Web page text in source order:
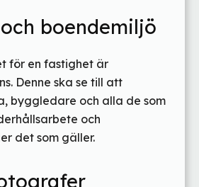
boendemiljö
för en fastighet är
Denne ska se till att
byggledare och alla de som
och
det som gäller.